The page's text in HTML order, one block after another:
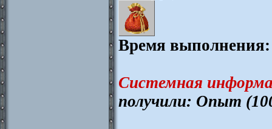
Время выполнения:
Системная
получили: Опыт